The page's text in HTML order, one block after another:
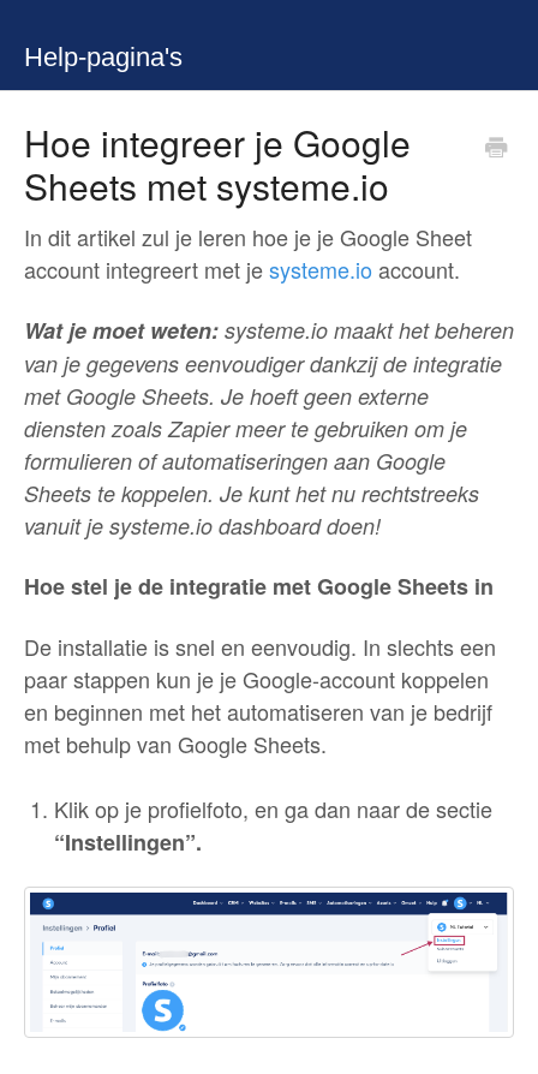
Help-pagina's
Hoe integreer je Google
Sheets met systeme.io
In dit artikel zul je leren hoe je je Google Sheet
account integreert met jesysteme.io account.
Wat je moet weten: systeme.io maakt het beheren
van je gegevens eenvoudiger dankzij de integratie
met Google Sheets. Je hoeft geen externe
diensten zoals Zapier meer te gebruiken om je
formulieren of automatiseringen aan Google
Sheets te koppelen. Je kunt het nu rechtstreeks
vanuit je systeme.io dashboard doen!
Hoe stel je de integratie met Google Sheets in
De installatie is snel en eenvoudig. In slechts een
paar stappen kun je je Google-account koppelen
en beginnen met het automatiseren van je bedrijf
met behulp van Google Sheets.
Klik op je profielfoto, en ga dan naar de sectie
“Instellingen”.